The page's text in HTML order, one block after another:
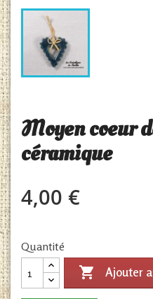
Moyen coeur
céramique
4,00 €
Quantité
 Ajouter